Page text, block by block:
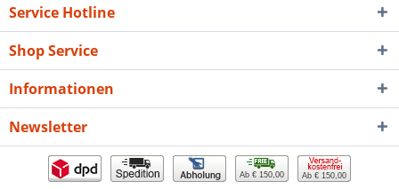
Service Hotline
Shop Service
Informationen
Newsletter
Ab € 150,00 Ab € 150,00